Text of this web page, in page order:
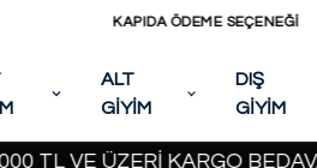
KAPIDA ÖDEME SEÇENEĞİ
ALT
GİYİM
DIŞ
GİYİM
ÜZERİ KARGO BEDAVA 2.